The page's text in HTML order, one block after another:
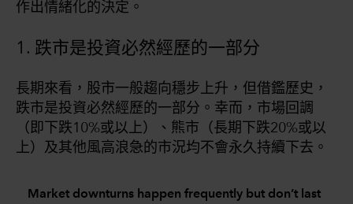
作出情緒化的決定。
1. 跌市是投資必然經歷的一部分
長期來看，股市一般趨向穩步上升，但借鑑歷史，
跌市是投資必然經歷的一部分。幸而，市場回調
（即下跌10%或以上）、熊市（長期下跌20%或以
上）及其他風高浪急的市況均不會永久持續下去。
Market downturns happen frequently but don’t last